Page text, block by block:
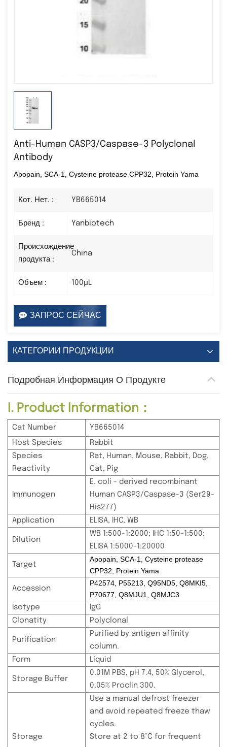
Anti-Human CASP3/Caspase-3 Polyclonal
Antibody
Apopain, SCA-1, Cysteine protease CPP32, Protein Yama
Кот. Нет. : YB665014
Бренд : Yanbiotech
Происхождение
продукта :
China
Объем : 100µL
ЗАПРОС СЕЙЧАС
КАТЕГОРИИ ПРОДУКЦИИ
Подробная Информация О Продукте
I. Product Information：
Cat Number
YB665014
Host Species
Rabbit
Species
Reactivity
Rat, Human, Mouse, Rabbit, Dog,
Cat, Pig
Immunogen
E. coli - derived recombinant
Human CASP3/Caspase-3 (Ser29-
His277)
Application
ELISA, IHC, WB
Dilution
WB 1:500-1:2000; IHC 1:50-1:500;
ELISA 1:5000-1:20000
Target
Apopain, SCA-1, Cysteine protease
CPP32, Protein Yama
Accession
P42574, P55213, Q95ND5, Q8MKI5,
P70677, Q8MJU1, Q8MJC3
Isotype
IgG
Clonatity
Polyclonal
Purification
Purified by antigen affinity
column.
Form
Liquid
Storage Buffer
0.01M PBS, pH 7.4, 50% Glycerol,
0.05% Proclin 300.
Storage
Use a manual defrost freezer
and avoid repeated freeze thaw
cycles.
Store at 2 to 8°C for frequent